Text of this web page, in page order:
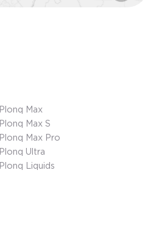
Plonq Max
Plonq Max S
Plonq Max Pro
Plonq Ultra
Plonq Liquids